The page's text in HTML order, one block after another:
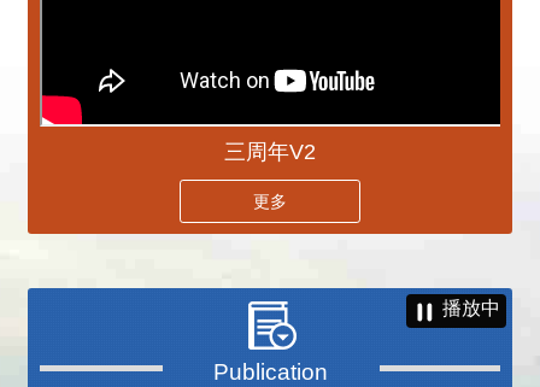
三周年V2
更多
播放中